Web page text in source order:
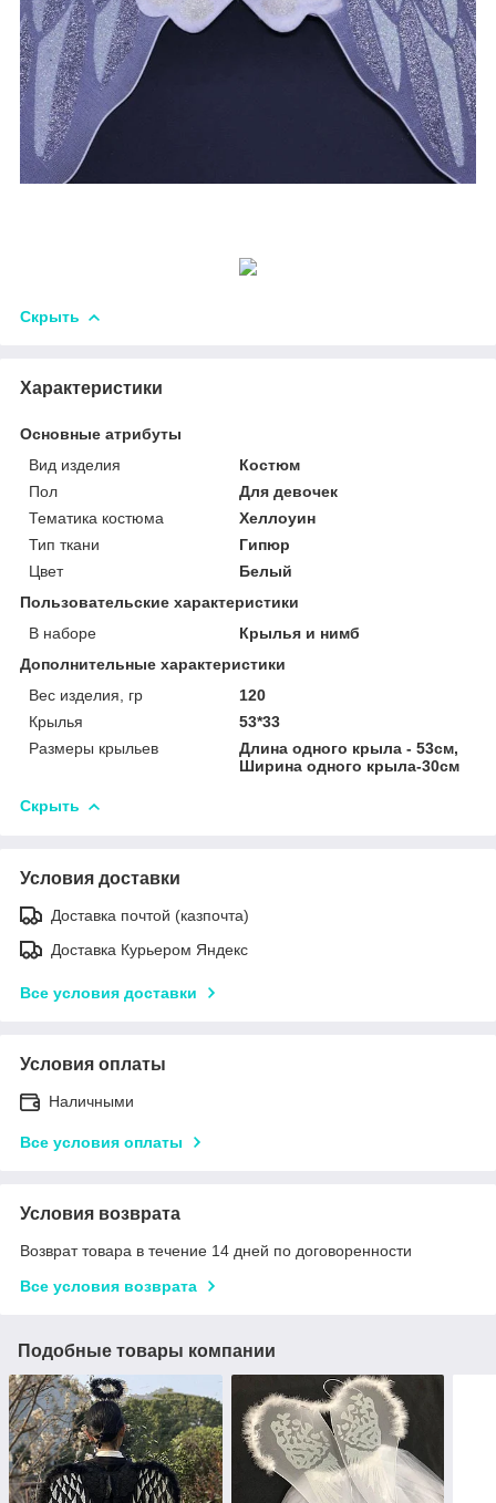
Скрыть
Характеристики
Основные атрибуты
Вид изделия
Костюм
Пол
Для девочек
Тематика костюма
Хеллоуин
Тип ткани
Гипюр
Цвет
Белый
Пользовательские характеристики
В наборе
Крылья и нимб
Дополнительные характеристики
Вес изделия, гр
120
Крылья
53*33
Размеры крыльев
Длина одного крыла - 53см,
Ширина одного крыла-30см
Скрыть
Условия доставки
Доставка почтой (казпочта)
Доставка Курьером Яндекс
Все условия доставки
Условия оплаты
Наличными
Все условия оплаты
Условия возврата
Возврат товара в течение 14 дней по договоренности
Все условия возврата
Подобные товары компании